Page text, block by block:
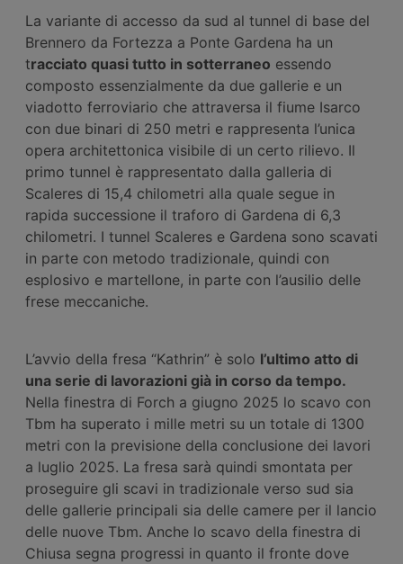
La variante di accesso da sud al tunnel di base del
Brennero da Fortezza a Ponte Gardena ha un
tracciato quasi tutto in sotterraneo essendo
composto essenzialmente da due gallerie e un
viadotto ferroviario che attraversa il fiume Isarco
con due binari di 250 metri e rappresenta l’unica
opera architettonica visibile di un certo rilievo. Il
primo tunnel è rappresentato dalla galleria di
Scaleres di 15,4 chilometri alla quale segue in
rapida successione il traforo di Gardena di 6,3
chilometri. I tunnel Scaleres e Gardena sono scavati
in parte con metodo tradizionale, quindi con
esplosivo e martellone, in parte con l’ausilio delle
frese meccaniche.
L’avvio della fresa “Kathrin” è solo l’ultimo atto di
una serie di lavorazioni già in corso da tempo.
Nella finestra di Forch a giugno 2025 lo scavo con
Tbm ha superato i mille metri su un totale di 1300
metri con la previsione della conclusione dei lavori
a luglio 2025. La fresa sarà quindi smontata per
proseguire gli scavi in tradizionale verso sud sia
delle gallerie principali sia delle camere per il lancio
delle nuove Tbm. Anche lo scavo della finestra di
Chiusa segna progressi in quanto il fronte dove